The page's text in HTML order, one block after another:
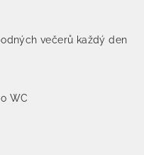
večerů každý den
WC